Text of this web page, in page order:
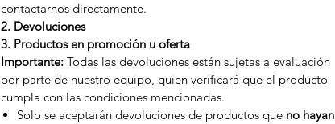
contactarnos directamente.
2. Devoluciones
3. Productos en promoción u oferta
Importante: Todas las devoluciones están sujetas a evaluación
por parte de nuestro equipo, quien verificará que el producto
cumpla con las condiciones mencionadas.
Solo se aceptarán devoluciones de productos que no hayan